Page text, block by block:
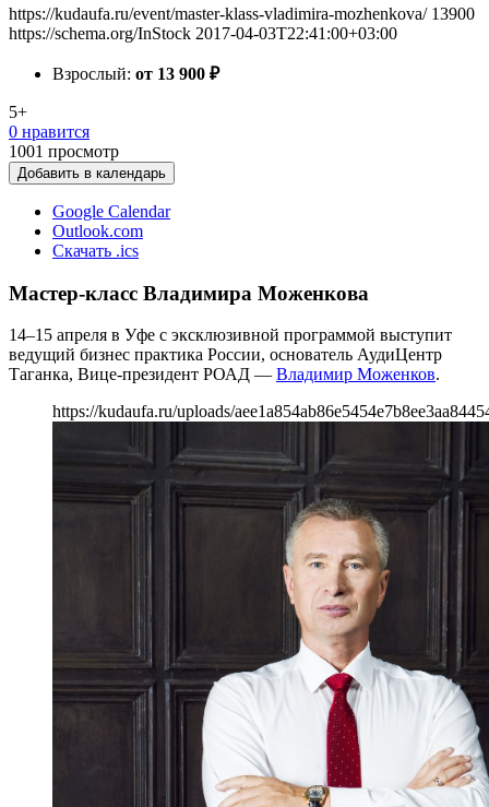
https://kudaufa.ru/event/master-klass-vladimira-mozhenkova/ 13900
https://schema.org/InStock 2017-04-03T22:41:00+03:00
Взрослый: от 13 900 ₽
5+
0 нравится
1001 просмотр
Добавить в календарь
Google Calendar
Outlook.com
Скачать .ics
Мастер-класс Владимира Моженкова
14–15 апреля в Уфе с эксклюзивной программой выступит
ведущий бизнес практика России, основатель АудиЦентр
Таганка, Вице-президент РОАД — Владимир Моженков.
https://kudaufa.ru/uploads/